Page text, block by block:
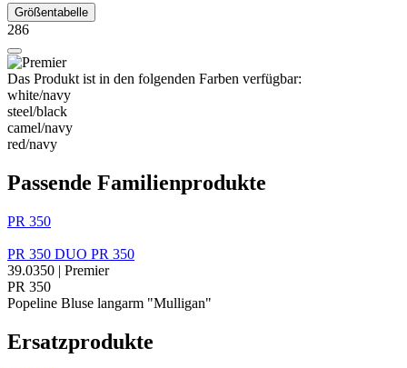
Größentabelle
286
Das Produkt ist in den folgenden Farben verfügbar:
white/​navy
steel/​black
camel/​navy
red/​navy
Passende Familienprodukte
PR 350
PR 350 DUO PR 350
39.0350 | Premier
PR 350
Popeline Bluse langarm "Mulligan"
Ersatzprodukte